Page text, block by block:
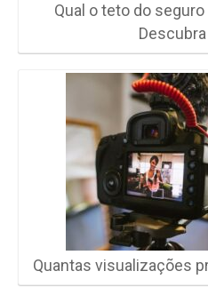
Qual o teto do
Quantas visualizações